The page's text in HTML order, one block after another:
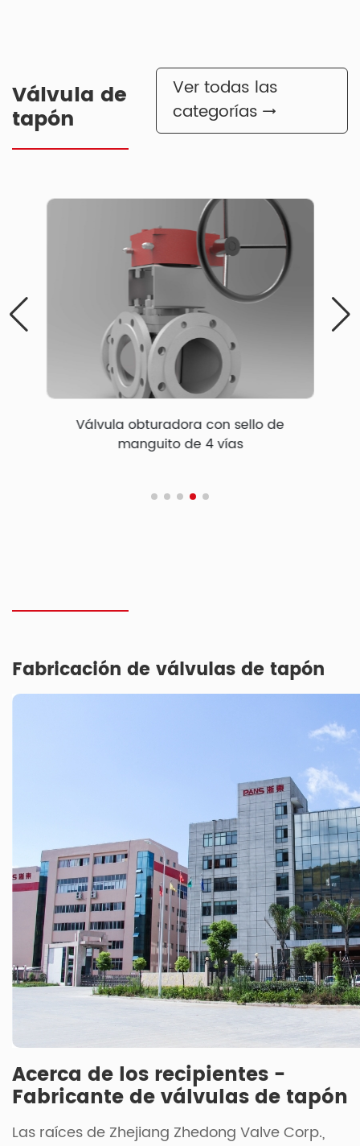
Válvula de
tapón
Ver todas las
categorías
Válvula obturadora con sello de
manguito de 4 vías
Fabricación de válvulas de tapón
Acerca de los recipientes -
Fabricante de válvulas de tapón
Las raíces de Zhejiang Zhedong Valve Corp.,